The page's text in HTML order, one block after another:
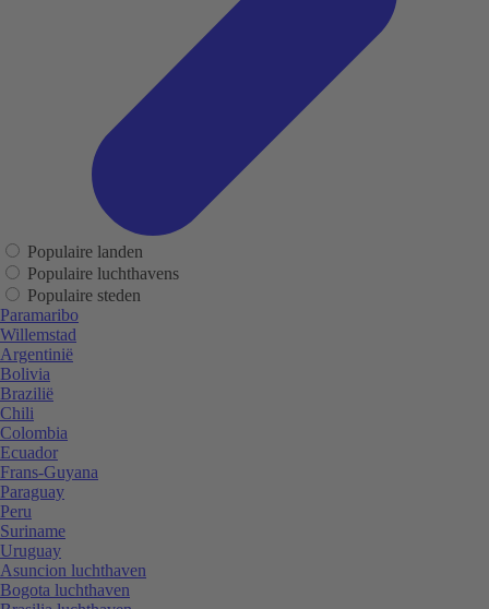
Populaire landen
Populaire luchthavens
Populaire steden
Paramaribo
Willemstad
Argentinië
Bolivia
Brazilië
Chili
Colombia
Ecuador
Frans-Guyana
Paraguay
Peru
Suriname
Uruguay
Asuncion luchthaven
Bogota luchthaven